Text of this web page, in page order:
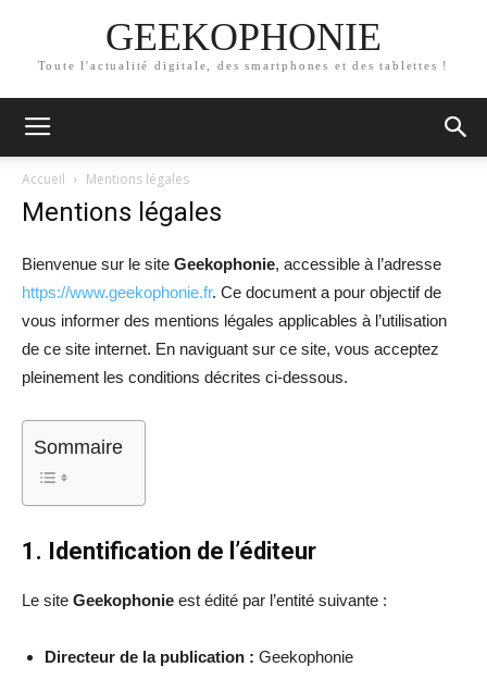
GEEKOPHONIE
Toute l'actualité digitale, des smartphones et des tablettes !
Accueil Mentions légales
Mentions légales
Bienvenue sur le site Geekophonie, accessible à l’adresse
https://www.geekophonie.fr. Ce document a pour objectif de
vous informer des mentions légales applicables à l’utilisation
de ce site internet. En naviguant sur ce site, vous acceptez
pleinement les conditions décrites ci-dessous.
Sommaire
1. Identification de l’éditeur
Le site Geekophonie est édité par l’entité suivante :
Directeur de la publication : Geekophonie